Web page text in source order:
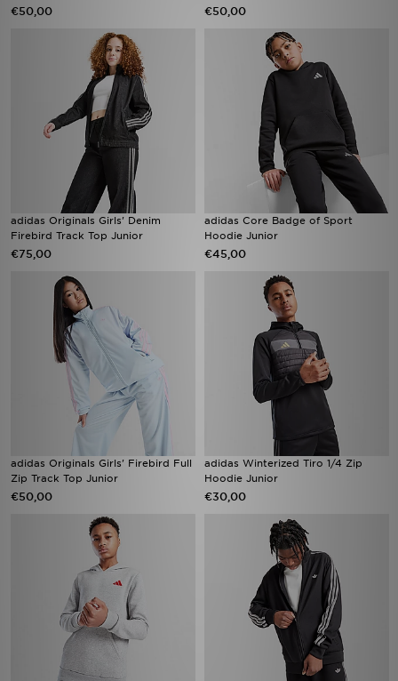
€50,00 €50,00
adidas Originals Girls' Denim
Firebird Track Top Junior
€75,00
adidas Core Badge of Sport
Hoodie Junior
€45,00
adidas Originals Girls' Firebird Full
Zip Track Top Junior
€50,00
adidas Winterized Tiro 1/4 Zip
Hoodie Junior
€30,00